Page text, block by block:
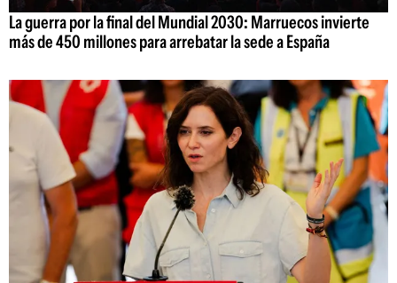
La guerra por la final del Mundial 2030: Marruecos invierte
más de 450 millones para arrebatar la sede a España